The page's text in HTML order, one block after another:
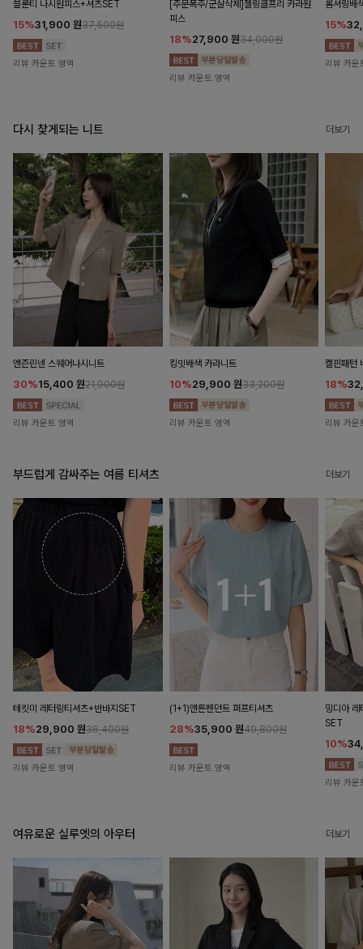
블룬티 나시원피스+셔츠SET
15%31,900 원37,500원
리뷰 카운트 영역
[주문폭주/군살삭제]젤링클프리 카라원
피스
18%27,900 원34,000원
리뷰 카운트 영역
롬셔링배
15%
리뷰 카운
다시 찾게되는 니트 더보기
앤즌린넨 스퀘어나시니트
30%15,400 원21,900원
리뷰 카운트 영역
킹밋배색 카라니트
10%29,900 원33,200원
리뷰 카운트 영역
캘핀패턴
18%
리뷰 카운
부드럽게 감싸주는 여름 티셔츠 더보기
테킷미 레터링티셔츠+반바지SET
18%29,900 원36,400원
리뷰 카운트 영역
(1+1)앤튼펜던트 퍼프티셔츠
28%35,900 원49,800원
리뷰 카운트 영역
밍디아 레
SET
10%
리뷰 카운
여유로운 실루엣의 아우터 더보기